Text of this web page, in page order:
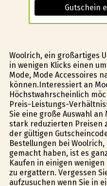
Gutschein
Woolrich, ein großartiges
in wenigen Klicks einen
Mode, Mode Accessoires
können.Interessiert an
Höchstwahrscheinlich
Preis-Leistungs-
Sie eine große Auswahl an
stark reduzierten Preisen
der gültigen
Bestellungen bei
gemacht haben, ist es
Kaufen in einigen
zu ergattern. Vergessen
aufzusuchen wenn Sie in